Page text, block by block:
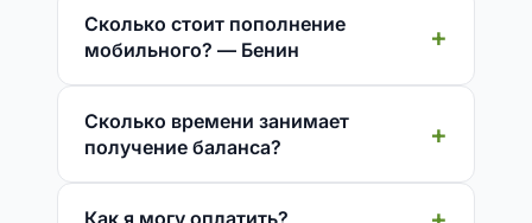
Сколько стоит пополнение
мобильного? — Бенин
Сколько времени занимает
получение баланса?
Как я могу оплатить?